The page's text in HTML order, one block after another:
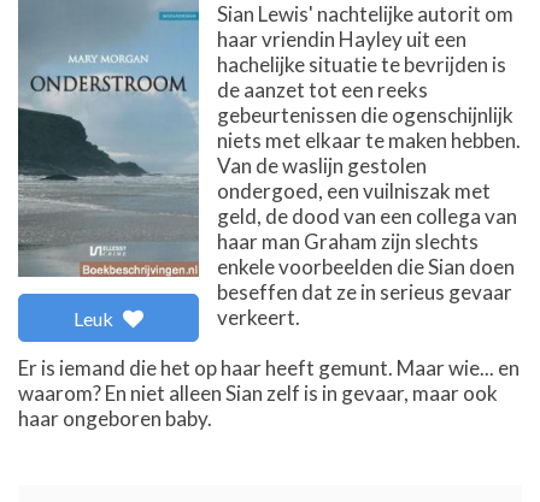
Leuk
Sian Lewis' nachtelijke autorit om
haar vriendin Hayley uit een
hachelijke situatie te bevrijden is
de aanzet tot een reeks
gebeurtenissen die ogenschijnlijk
niets met elkaar te maken hebben.
Van de waslijn gestolen
ondergoed, een vuilniszak met
geld, de dood van een collega van
haar man Graham zijn slechts
enkele voorbeelden die Sian doen
beseffen dat ze in serieus gevaar
verkeert.
Er is iemand die het op haar heeft gemunt. Maar wie... en
waarom? En niet alleen Sian zelf is in gevaar, maar ook
haar ongeboren baby.